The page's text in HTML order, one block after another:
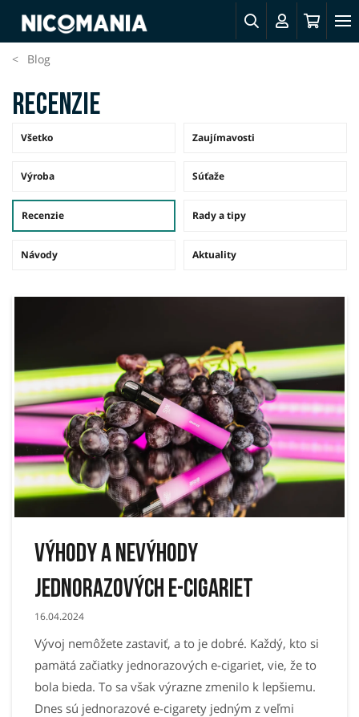
Blog
Recenzie
Všetko Zaujímavosti
Výroba Súťaže
Recenzie Rady a tipy
Návody Aktuality
Výhody a nevýhody
jednorazových e-cigariet
16.04.2024
Vývoj nemôžete zastaviť, a to je dobré. Každý, kto si
pamätá začiatky jednorazových e-cigariet, vie, že to
bola bieda. To sa však výrazne zmenilo k lepšiemu.
Dnes sú jednorazové e-cigarety jedným z veľmi